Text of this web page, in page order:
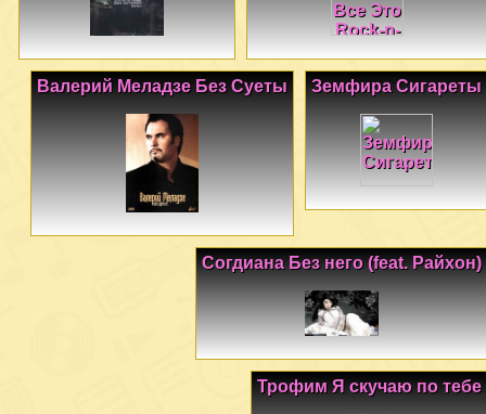
Земфира Сигареты
Валерий Меладзе Без Суеты
Согдиана Без него (feat. Райхон)
Трофим Я скучаю по тебе